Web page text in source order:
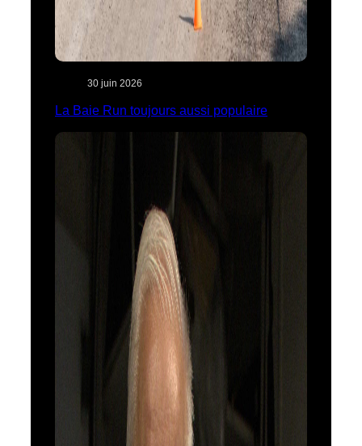
30 juin 2026
La Baie Run toujours aussi populaire